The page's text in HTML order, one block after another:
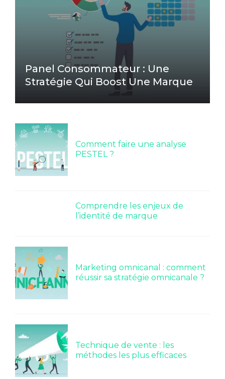
Panel Consommateur : Une
Stratégie Qui Boost Une Marque
Comment faire une analyse
PESTEL ?
Comprendre les enjeux de
l’identité de marque
Marketing omnicanal : comment
réussir sa stratégie omnicanale ?
Technique de vente : les
méthodes les plus efficaces